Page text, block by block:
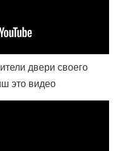
двери своего
это видео